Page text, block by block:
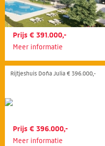
Prijs € 391.000,-
Meer informatie
Rijtjeshuis Doña Julia € 396.000,-
Prijs € 396.000,-
Meer informatie